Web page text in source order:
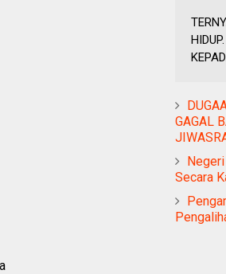
GAGAL
Secara